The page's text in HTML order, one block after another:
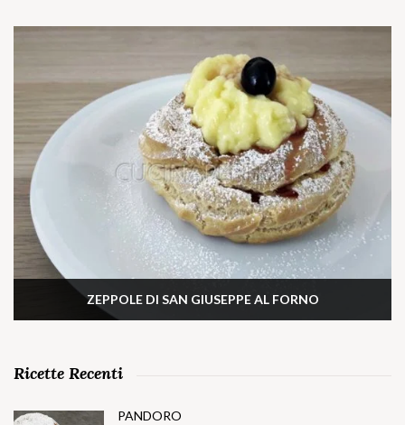
ZEPPOLE DI SAN GIUSEPPE AL FORNO
Ricette Recenti
PANDORO